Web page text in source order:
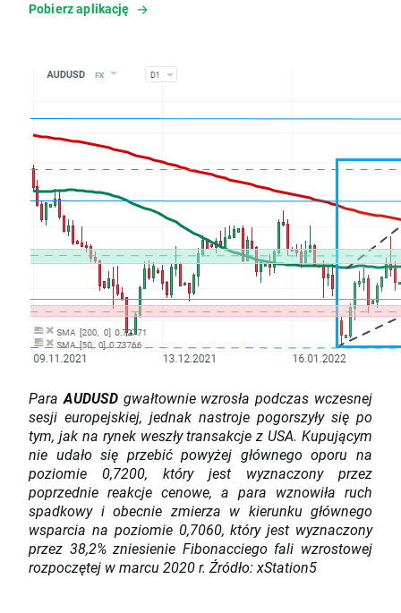
Pobierz aplikację
ParaAUDUSDgwałtownie wzrosła podczas wczesnej
sesji europejskiej, jednak nastroje pogorszyły się po
tym, jak na rynek weszły transakcje z USA. Kupującym
nie udało się przebić powyżej głównego oporu na
poziomie 0,7200, który jest wyznaczony przez
poprzednie reakcje cenowe, a para wznowiła ruch
spadkowy i obecnie zmierza w kierunku głównego
wsparcia na poziomie 0,7060, który jest wyznaczony
przez 38,2% zniesienie Fibonacciego fali wzrostowej
rozpoczętej w marcu 2020 r. Źródło: xStation5